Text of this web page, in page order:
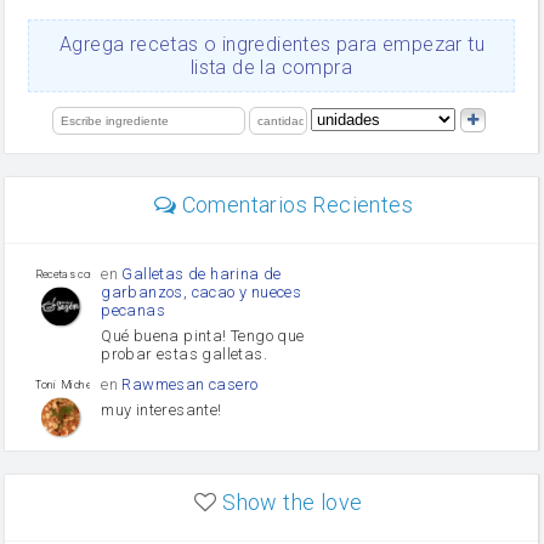
Ajos
salsa de soja
limón
Agrega recetas o ingredientes para empezar tu
lista de la compra
Comentarios Recientes
Recetas con sazon
en Galletas de harina de
garbanzos, cacao y nueces
pecanas
Qué buena pinta! Tengo que
probar estas galletas.
Toni Michel Caubet
en Rawmesan casero
muy interesante!
enLasaña casera fácil y
Show the love